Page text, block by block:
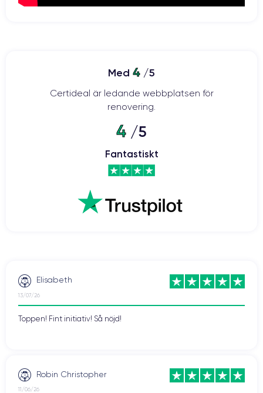
Med 4 /5
Certideal är ledande webbplatsen för
renovering.
4 /5
Fantastiskt
Elisabeth
13/07/26
Toppen! Fint initiativ! Så nöjd!
Robin Christopher
11/06/26